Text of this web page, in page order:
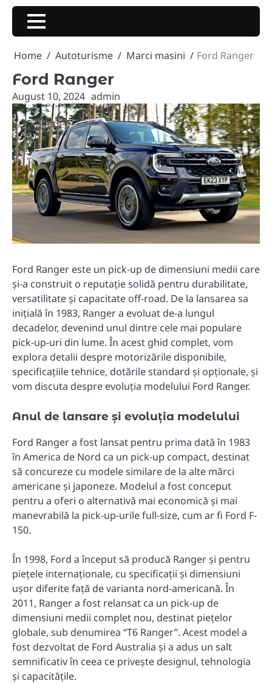
Skip
content
Home
Autoturisme Marci masini Ford Ranger
Ford Ranger
August 10, 2024 admin
Ford Ranger este un pick-up de dimensiuni medii care
și-a construit o reputație solidă pentru durabilitate,
versatilitate și capacitate off-road. De la lansarea sa
inițială în 1983, Ranger a evoluat de-a lungul
decadelor, devenind unul dintre cele mai populare
pick-up-uri din lume. În acest ghid complet, vom
explora detalii despre motorizările disponibile,
specificațiile tehnice, dotările standard și opționale, și
vom discuta despre evoluția modelului Ford Ranger.
Anul de lansare și evoluția modelului
Ford Ranger a fost lansat pentru prima dată în 1983
în America de Nord ca un pick-up compact, destinat
să concureze cu modele similare de la alte mărci
americane și japoneze. Modelul a fost conceput
pentru a oferi o alternativă mai economică și mai
manevrabilă la pick-up-urile full-size, cum ar fi Ford F-
150.
În 1998, Ford a început să producă Ranger și pentru
piețele internaționale, cu specificații și dimensiuni
ușor diferite față de varianta nord-americană. În
2011, Ranger a fost relansat ca un pick-up de
dimensiuni medii complet nou, destinat piețelor
globale, sub denumirea “T6 Ranger”. Acest model a
fost dezvoltat de Ford Australia și a adus un salt
semnificativ în ceea ce privește designul, tehnologia
și capacitățile.